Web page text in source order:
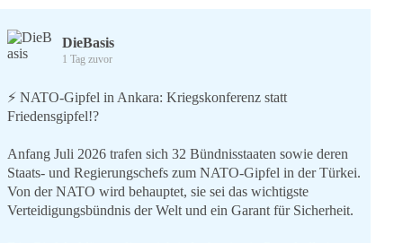
DieBasis
1 Tag zuvor
⚡️ NATO-Gipfel in Ankara: Kriegskonferenz statt
Friedensgipfel!?
Anfang Juli 2026 trafen sich 32 Bündnisstaaten sowie deren
Staats- und Regierungschefs zum NATO-Gipfel in der Türkei.
Von der NATO wird behauptet, sie sei das wichtigste
Verteidigungsbündnis der Welt und ein Garant für Sicherheit.